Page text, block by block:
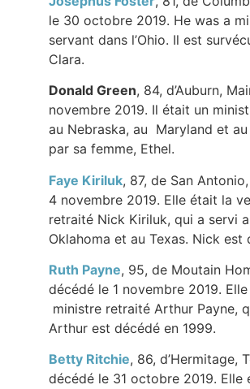
le 30 octobre 2019. He was a
servant dans l’Ohio. Il est
Clara.
Donald Green, 84, d’Auburn,
novembre 2019. Il était un
au Nebraska, au Maryland et
par sa femme, Ethel.
Faye Kiriluk, 87, de San
4 novembre 2019. Elle était la
retraité Nick Kiriluk, qui a servi
Oklahoma et au Texas. Nick est
Ruth Payne, 95, de Moutain
décédé le 1 novembre 2019.
ministre retraité Arthur Payne,
Arthur est décédé en 1999.
Betty Ritchie, 86, d’Hermitage,
décédé le 31 octobre 2019. Elle